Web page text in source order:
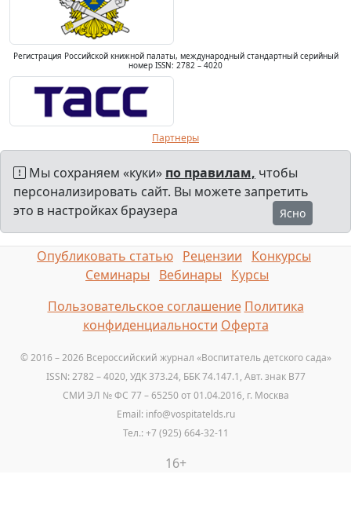
Регистрация Российской книжной палаты, международный стандартный серийный
номер ISSN: 2782 – 4020
Партнеры
Мы сохраняем «куки» по правилам, чтобы
персонализировать сайт. Вы можете запретить
это в настройках браузера
Ясно
Опубликовать статью Рецензии
Конкурсы
Семинары
Вебинары
Курсы
Пользовательское соглашение Политика
конфиденциальности Оферта
© 2016 – 2026 Всероссийский журнал «Воспитатель детского сада»
ISSN: 2782 – 4020, УДК 373.24, ББК 74.147.1, Авт. знак B77
СМИ ЭЛ № ФС 77 – 65250 от 01.04.2016, г. Москва
Email: info@vospitatelds.ru
Тел.: +7 (925) 664-32-11
16+